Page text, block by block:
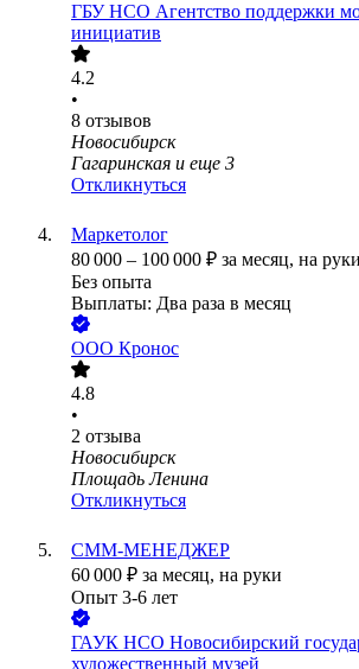
ГБУ НСО Агентство поддержки
инициатив
4.2
•
8 отзывов
Новосибирск
Гагаринская и еще 3
Откликнуться
Маркетолог
80 000 – 100 000 ₽ за месяц, на руки
Без опыта
Выплаты: Два раза в месяц
ООО Кронос
4.8
•
2 отзыва
Новосибирск
Площадь Ленина
Откликнуться
СММ-МЕНЕДЖЕР
60 000 ₽ за месяц, на руки
Опыт 3-6 лет
ГАУК НСО Новосибирский
художественный музей